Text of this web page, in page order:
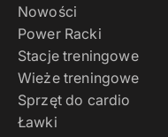
Nowości
Power Racki
Stacje treningowe
Wieże treningowe
Sprzęt do cardio
Ławki